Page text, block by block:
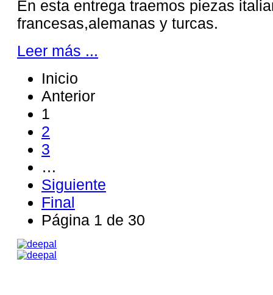
En esta entrega traemos piezas
francesas,alemanas y turcas.
Leer más ...
Inicio
Anterior
1
2
3
…
Siguiente
Final
Página 1 de 30